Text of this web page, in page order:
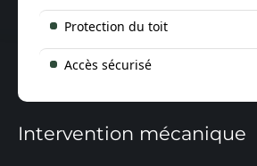
Protection du toit
Accès sécurisé
Intervention mécanique